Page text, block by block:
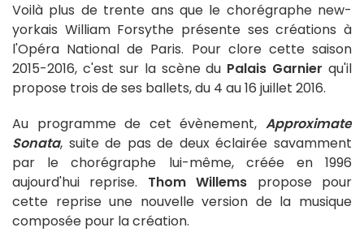
Voilà plus de trente ans que le chorégraphe new-
yorkais William Forsythe présente ses créations à
l'Opéra National de Paris. Pour clore cette saison
2015-2016, c'est sur la scène du Palais Garnier qu'il
propose trois de ses ballets, du 4 au 16 juillet 2016.
Au programme de cet évènement, Approximate
Sonata, suite de pas de deux éclairée savamment
par le chorégraphe lui-même, créée en 1996
aujourd'hui reprise. Thom Willems propose pour
cette reprise une nouvelle version de la musique
composée pour la création.